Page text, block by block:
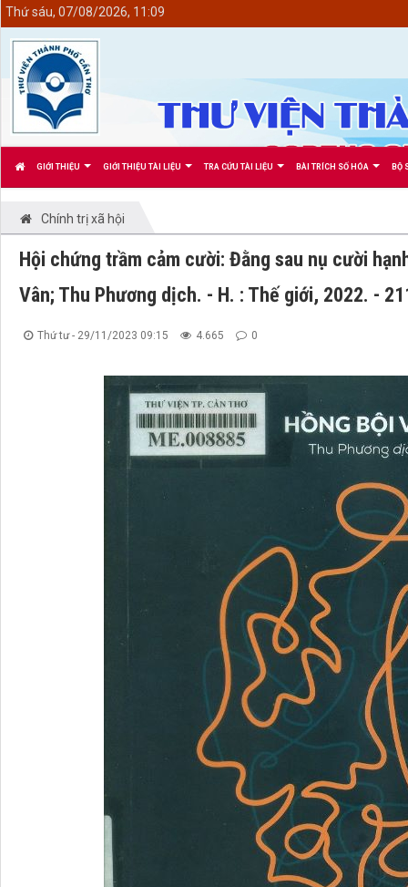
GIỚI THIỆU GIỚI THIỆU TÀI LIỆU TRA CỨU TÀI LIỆU BÀI TRÍCH SỐ HÓA BỘ
Thứ sáu, 07/08/2026, 11:09
Chính trị xã hội
Hội chứng trầm cảm cười: Đằng sau nụ cười
Vân; Thu Phương dịch. - H. : Thế giới, 2022. -
Thứ tư - 29/11/2023 09:15 4.665 0
<